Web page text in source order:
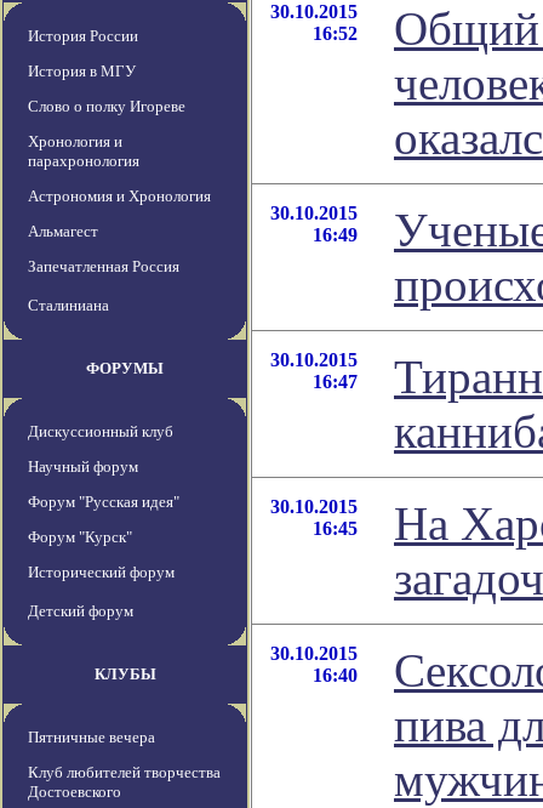
История России
История в МГУ
Слово о полку Игореве
Хронология и
парахронология
Астрономия и Хронология
Альмагест
Запечатленная Россия
Сталиниана
ФОРУМЫ
Дискуссионный клуб
Научный форум
Форум "Русская идея"
Форум "Курск"
Исторический форум
Детский форум
КЛУБЫ
Пятничные вечера
Клуб любителей творчества
Достоевского
30.10.2015
16:52
Общий
30.10.2015
16:49
30.10.2015
16:47
30.10.2015
16:45
На
30.10.2015
16:40
пива